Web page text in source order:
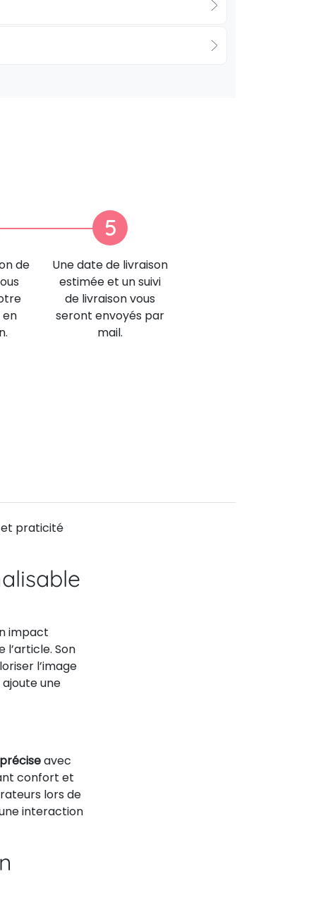
de
5
Une date de livraison
estimée et un suivi
de livraison vous
seront envoyés par
mail.
et praticité
impact
Son
l’image
une
avec
confort et
lors de
interaction